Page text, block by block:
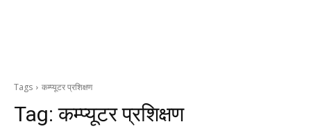
Tags कम्प्यूटर प्रशिक्षण
Tag:कम्प्यूटर प्रशिक्षण